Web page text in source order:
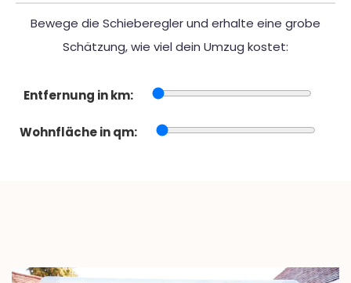
Bewege die Schieberegler und erhalte eine grobe
Schätzung, wie viel dein Umzug kostet:
Entfernung in km:
Wohnfläche in qm: